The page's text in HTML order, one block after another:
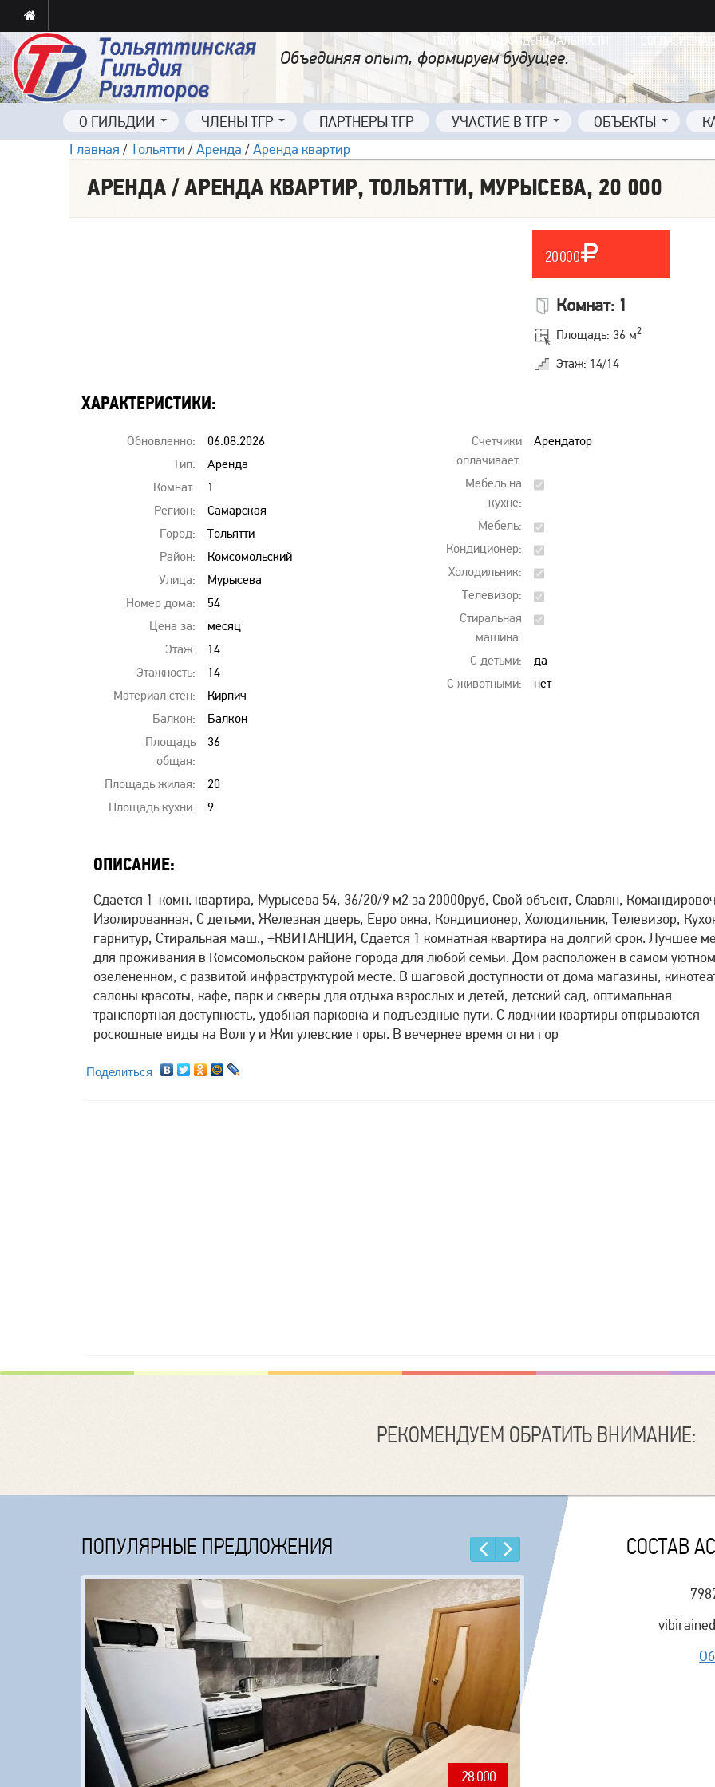
ПОЛИТИКА КОНФИДЕНЦИАЛЬНОСТИ СОГЛАСИЕ
Объединяя опыт, формируем будущее.
О ГИЛЬДИИ ЧЛЕНЫ ТГР ПАРТНЕРЫ ТГР УЧАСТИЕ В ТГР ОБЪЕКТЫ
Главная /Тольятти /Аренда /Аренда квартир
АРЕНДА / АРЕНДА КВАРТИР, ТОЛЬЯТТИ, МУРЫСЕВА, 20 000
20 000
Комнат: 1
Площадь: 36 м2
Этаж: 14/14
ХАРАКТЕРИСТИКИ:
Обновленно:
06.08.2026
00:00
Тип:
Аренда
квартир
Комнат:
1
Регион:
Самарская
область
Город:
Тольятти
Район:
Комсомольский
Улица:
Мурысева
Номер дома:
54
Цена за:
месяц
Этаж:
14
Этажность:
14
Материал стен:
Кирпич
Балкон:
Балкон
Площадь
общая:
36
Площадь жилая:
20
Площадь кухни:
9
Счетчики
оплачивает:
Арендатор
Мебель на
кухне:
Мебель:
Кондиционер:
Холодильник:
Телевизор:
Стиральная
машина:
С детьми:
да
С животными:
нет
ОПИСАНИЕ:
Сдается 1-комн. квартира, Мурысева 54, 36/20/9 м2 за 20000руб, Свой объект, Славян,
Изолированная, С детьми, Железная дверь, Евро окна, Кондиционер, Холодильник, Телевизор,
гарнитур, Стиральная маш., +КВИТАНЦИЯ, Сдается 1 комнатная квартира на долгий срок. Лучшее
для проживания в Комсомольском районе города для любой семьи. Дом расположен в самом
озелененном, с развитой инфраструктурой месте. В шаговой доступности от дома магазины,
салоны красоты, кафе, парк и скверы для отдыха взрослых и детей, детский сад, оптимальная
транспортная доступность, удобная парковка и подъездные пути. С лоджии квартиры открываются
роскошные виды на Волгу и Жигулевские горы. В вечернее время огни гор
Поделиться
РЕКОМЕНДУЕМ ОБРАТИТЬ ВНИМАНИЕ:
ПОПУЛЯРНЫЕ ПРЕДЛОЖЕНИЯ Назад
Еще
28 000
СОСТАВ